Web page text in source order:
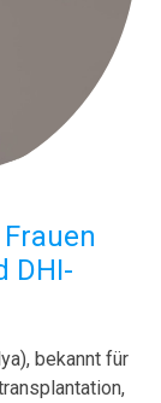
DHI-
bekannt für